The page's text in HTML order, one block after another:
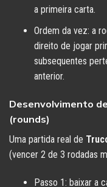
a primeira carta.
Ordem da vez: a
direito de jogar
subsequentes
anterior.
Desenvolvimento
(rounds)
Uma partida real de
(vencer 2 de 3 rodadas
Passo 1: baixar a